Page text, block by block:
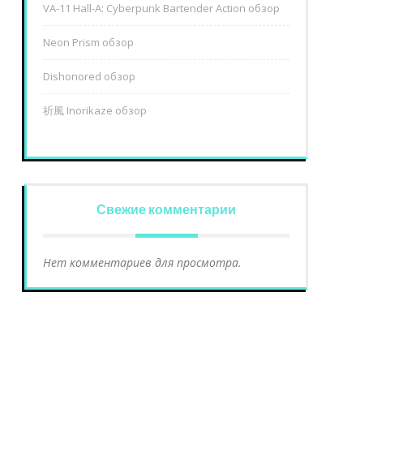
VA-11 Hall-A: Cyberpunk Bartender Action обзор
Neon Prism обзор
Dishonored обзор
祈風 Inorikaze обзор
Свежие комментарии
Нет комментариев для просмотра.